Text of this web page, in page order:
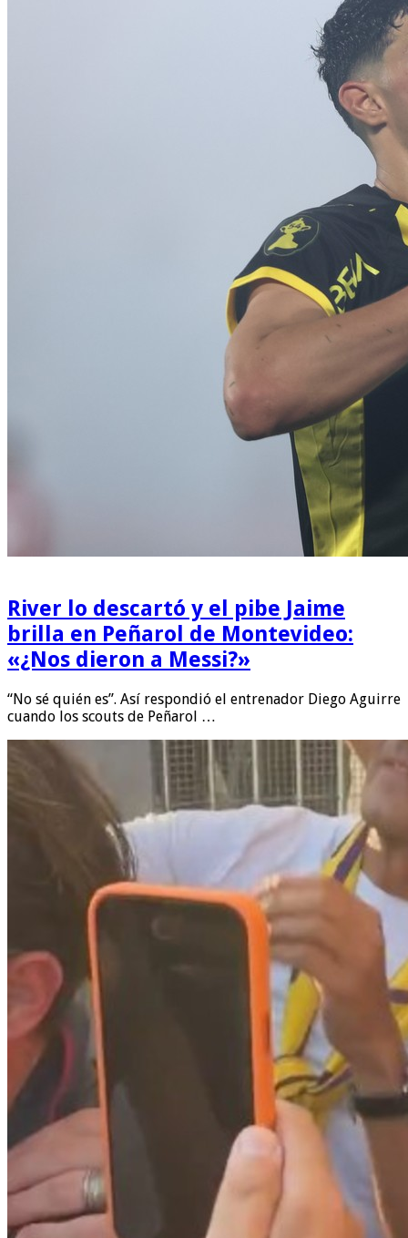
River lo descartó y el pibe Jaime
brilla en Peñarol de Montevideo:
«¿Nos dieron a Messi?»
“No sé quién es”. Así respondió el entrenador Diego Aguirre
cuando los scouts de Peñarol …